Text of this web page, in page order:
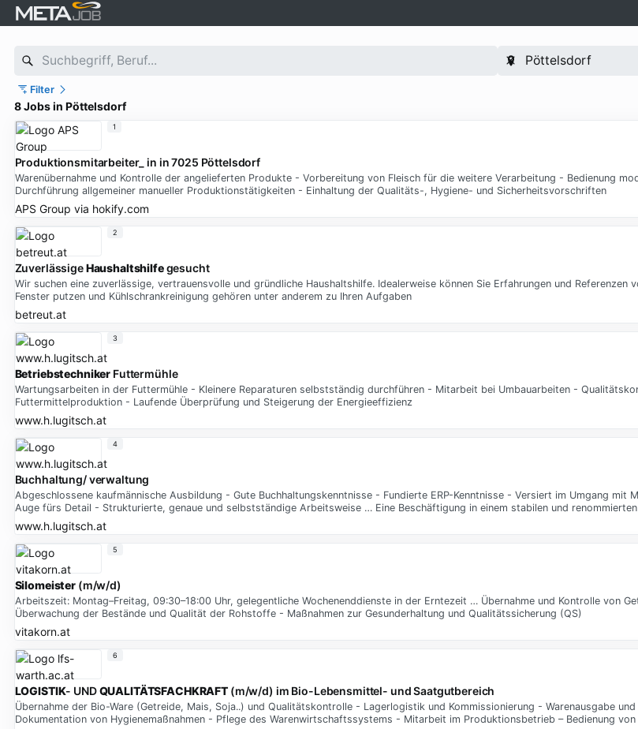
Filter
8 Jobs in Pöttelsdorf
Produktionsmitarbeiter_ in in 7025 Pöttelsdorf
Warenübernahme und Kontrolle der angelieferten Produkte - Vorbereitung von Fleisch für die weitere Verarbeitung - Bedienung
Durchführung allgemeiner manueller Produktionstätigkeiten - Einhaltung der Qualitäts-, Hygiene- und Sicherheitsvorschriften
APS Group via hokify.com
1
ZuverlässigeHaushaltshilfegesucht
Wir suchen eine zuverlässige, vertrauensvolle und gründliche Haushaltshilfe. Idealerweise können Sie Erfahrungen und Referenzen
Fenster putzen und Kühlschrankreinigung gehören unter anderem zu Ihren Aufgaben
betreut.at
2
Betriebstechniker Futtermühle
Wartungsarbeiten in der Futtermühle - Kleinere Reparaturen selbstständig durchführen - Mitarbeit bei Umbauarbeiten -
Futtermittelproduktion - Laufende Überprüfung und Steigerung der Energieeffizienz
www.h.lugitsch.at
3
Buchhaltung/ verwaltung
Abgeschlossene kaufmännische Ausbildung - Gute Buchhaltungskenntnisse - Fundierte ERP-Kenntnisse - Versiert im Umgang mit
Auge fürs Detail - Strukturierte, genaue und selbstständige Arbeitsweise … Eine Beschäftigung in einem stabilen und renommierten
www.h.lugitsch.at
4
Silomeister(m/w/d)
Arbeitszeit: Montag–Freitag, 09:30–18:00 Uhr, gelegentliche Wochenenddienste in der Erntezeit … Übernahme und Kontrolle von
Überwachung der Bestände und Qualität der Rohstoffe - Maßnahmen zur Gesunderhaltung und Qualitätssicherung (QS)
vitakorn.at
5
LOGISTIK- UNDQUALITÄTSFACHKRAFT (m/w/d) im Bio-Lebensmittel- und Saatgutbereich
Übernahme der Bio-Ware (Getreide, Mais, Soja..) und Qualitätskontrolle - Lagerlogistik und Kommissionierung - Warenausgabe
Dokumentation von Hygienemaßnahmen - Pflege des Warenwirtschaftssystems - Mitarbeit im Produktionsbetrieb – Bedienung
6